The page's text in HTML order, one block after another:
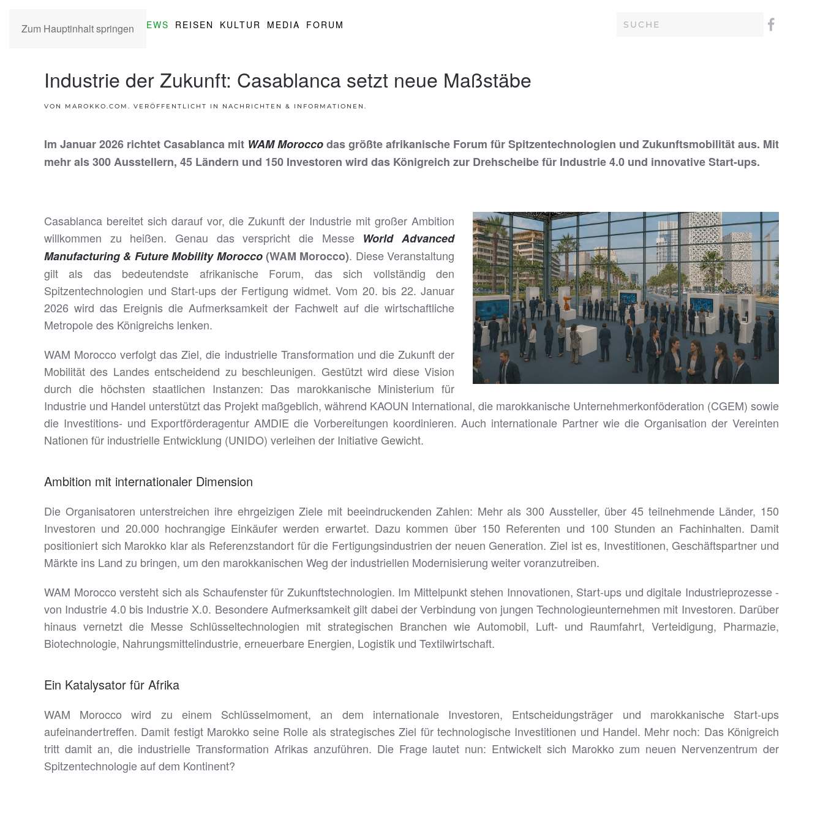
Zum Hauptinhalt springen NEWS REISEN KULTUR MEDIA FORUM
Industrie der Zukunft: Casablanca setzt neue Maßstäbe
VON MAROKKO.COM. VERÖFFENTLICHT IN NACHRICHTEN & INFORMATIONEN .
Im Januar 2026 richtet Casablanca mit WAM Moroccodas größte afrikanische Forum für Spitzentechnologien und Zukunftsmobilität aus. Mit
mehr als 300 Ausstellern, 45 Ländern und 150 Investoren wird das Königreich zur Drehscheibe für Industrie 4.0 und innovative Start-ups.
Casablanca bereitet sich darauf vor, die Zukunft der Industrie mit großer Ambition
willkommen zu heißen. Genau das verspricht die Messe World Advanced
Manufacturing & Future Mobility Morocco(WAM Morocco). Diese Veranstaltung
gilt als das bedeutendste afrikanische Forum, das sich vollständig den
Spitzentechnologien und Start-ups der Fertigung widmet. Vom 20. bis 22. Januar
2026 wird das Ereignis die Aufmerksamkeit der Fachwelt auf die wirtschaftliche
Metropole des Königreichs lenken.
WAM Morocco verfolgt das Ziel, die industrielle Transformation und die Zukunft der
Mobilität des Landes entscheidend zu beschleunigen. Gestützt wird diese Vision
durch die höchsten staatlichen Instanzen: Das marokkanische Ministerium für
Industrie und Handel unterstützt das Projekt maßgeblich, während KAOUN International, die marokkanische Unternehmerkonföderation (CGEM) sowie
die Investitions- und Exportförderagentur AMDIE die Vorbereitungen koordinieren. Auch internationale Partner wie die Organisation der Vereinten
Nationen für industrielle Entwicklung (UNIDO) verleihen der Initiative Gewicht.
Ambition mit internationaler Dimension
Die Organisatoren unterstreichen ihre ehrgeizigen Ziele mit beeindruckenden Zahlen: Mehr als 300 Aussteller, über 45 teilnehmende Länder, 150
Investoren und 20.000 hochrangige Einkäufer werden erwartet. Dazu kommen über 150 Referenten und 100 Stunden an Fachinhalten. Damit
positioniert sich Marokko klar als Referenzstandort für die Fertigungsindustrien der neuen Generation. Ziel ist es, Investitionen, Geschäftspartner und
Märkte ins Land zu bringen, um den marokkanischen Weg der industriellen Modernisierung weiter voranzutreiben.
WAM Morocco versteht sich als Schaufenster für Zukunftstechnologien. Im Mittelpunkt stehen Innovationen, Start-ups und digitale Industrieprozesse -
von Industrie 4.0 bis Industrie X.0. Besondere Aufmerksamkeit gilt dabei der Verbindung von jungen Technologieunternehmen mit Investoren. Darüber
hinaus vernetzt die Messe Schlüsseltechnologien mit strategischen Branchen wie Automobil, Luft- und Raumfahrt, Verteidigung, Pharmazie,
Biotechnologie, Nahrungsmittelindustrie, erneuerbare Energien, Logistik und Textilwirtschaft.
Ein Katalysator für Afrika
WAM Morocco wird zu einem Schlüsselmoment, an dem internationale Investoren, Entscheidungsträger und marokkanische Start-ups
aufeinandertreffen. Damit festigt Marokko seine Rolle als strategisches Ziel für technologische Investitionen und Handel. Mehr noch: Das Königreich
tritt damit an, die industrielle Transformation Afrikas anzuführen. Die Frage lautet nun: Entwickelt sich Marokko zum neuen Nervenzentrum der
Spitzentechnologie auf dem Kontinent?